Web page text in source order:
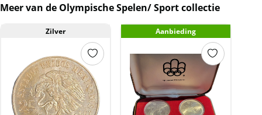
Meer van de Olympische Spelen/ Sport collectie
Zilver Aanbieding